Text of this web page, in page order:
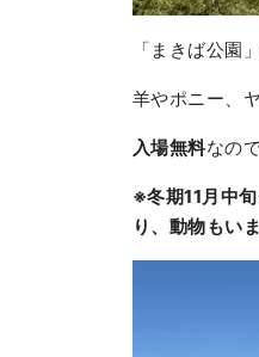
「まきば公園
羊やポニー、
入場無料なの
※冬期11月中
り、動物もい